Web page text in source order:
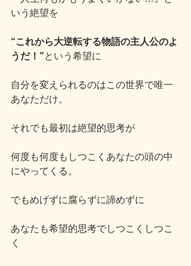
いう絶望を
“これから大逆転する物語の主人公のよ
うだ！”という希望に
自分を変えられるのはこの世界で唯一
あなただけ。
それでも最初は絶望的思考が
何度も何度もしつこくあなたの頭の中
にやってくる。
でもめげずに腐らずに諦めずに
あなたも希望的思考でしつこくしつこ
く